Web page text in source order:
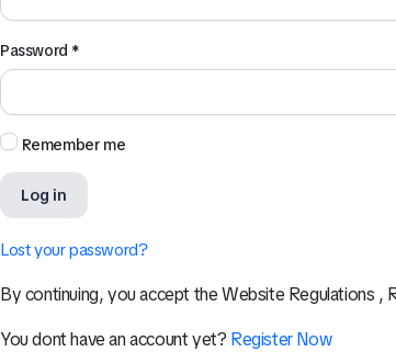
Password *
Remember me
Log in
Lost your password?
By continuing, you accept the Website Regulations ,
You dont have an account yet? Register Now